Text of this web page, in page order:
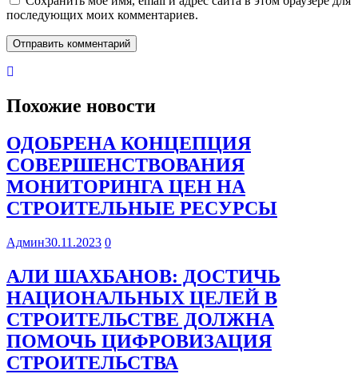
последующих моих комментариев.
Похожие новости
ОДОБРЕНА КОНЦЕПЦИЯ
СОВЕРШЕНСТВОВАНИЯ
МОНИТОРИНГА ЦЕН НА
СТРОИТЕЛЬНЫЕ РЕСУРСЫ
Админ30.11.2023 0
АЛИ ШАХБАНОВ: ДОСТИЧЬ
НАЦИОНАЛЬНЫХ ЦЕЛЕЙ В
СТРОИТЕЛЬСТВЕ ДОЛЖНА
ПОМОЧЬ ЦИФРОВИЗАЦИЯ
СТРОИТЕЛЬСТВА